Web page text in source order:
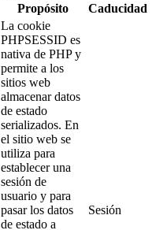
Propósito Caducidad
La cookie
PHPSESSID es
nativa de PHP y
permite a los
sitios web
almacenar datos
de estado
serializados. En
el sitio web se
utiliza para
establecer una
sesión de
usuario y para
pasar los datos
de estado a
Sesión